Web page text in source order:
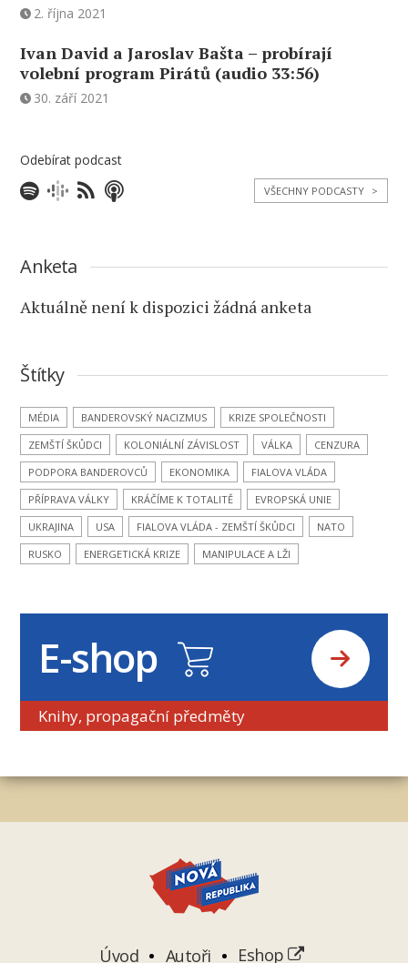
2. října 2021
Ivan David a Jaroslav Bašta – probírají
volební program Pirátů (audio 33:56)
30. září 2021
Odebírat podcast
VŠECHNY PODCASTY >
Anketa
Aktuálně není k dispozici žádná anketa
Štítky
MÉDIA BANDEROVSKÝ NACIZMUS
KRIZE SPOLEČNOSTI
ZEMŠTÍ ŠKŮDCI
KOLONIÁLNÍ ZÁVISLOST VÁLKA
CENZURA
PODPORA BANDEROVCŮ
EKONOMIKA
FIALOVA VLÁDA
PŘÍPRAVA VÁLKY
KRÁČÍME K TOTALITĚ
EVROPSKÁ UNIE
UKRAJINA
USA FIALOVA VLÁDA - ZEMŠTÍ ŠKŮDCI
NATO
RUSKO
ENERGETICKÁ KRIZE MANIPULACE A LŽI
E-shop
Knihy, propagační předměty
Úvod Autoři Eshop